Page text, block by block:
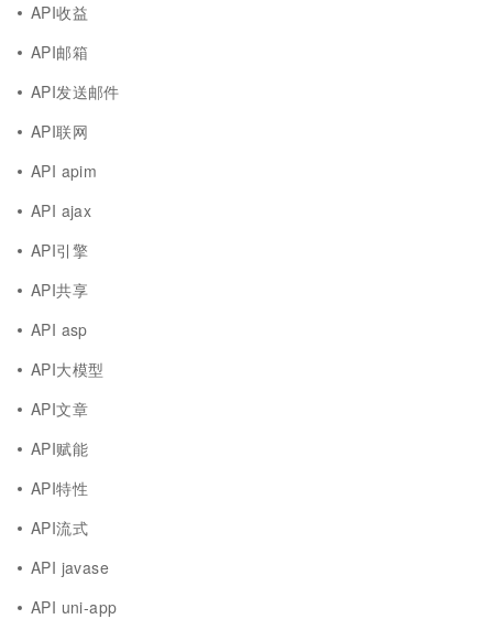
API收益
API邮箱
API发送邮件
API联网
API apim
API ajax
API引擎
API共享
API asp
API大模型
API文章
API赋能
API特性
API流式
API javase
API uni-app